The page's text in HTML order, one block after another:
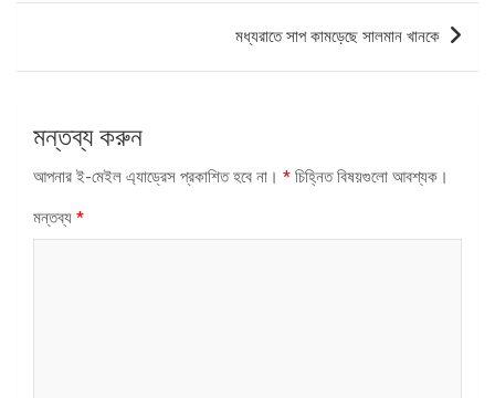
মধ্যরাতে সাপ কামড়েছে সালমান খানকে
মন্তব্য করুন
আপনার ই-মেইল এ্যাড্রেস প্রকাশিত হবে না। * চিহ্নিত বিষয়গুলো আবশ্যক।
মন্তব্য *